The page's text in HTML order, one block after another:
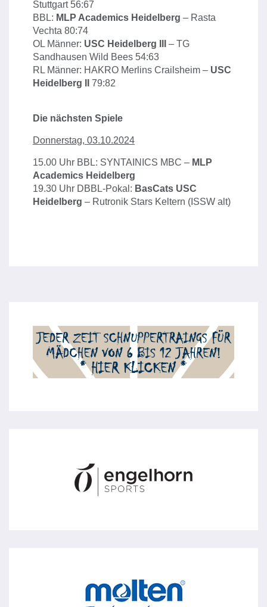
Stuttgart 56:67
BBL: MLP Academics Heidelberg – Rasta
Vechta 80:74
OL Männer: USC Heidelberg III
– TG
Sandhausen Wild Bees 54:63
RL Männer: HAKRO Merlins Crailsheim – USC
Heidelberg II
79:82
Die nächsten Spiele
Donnerstag, 03.10.2024
15.00 Uhr BBL: SYNTAINICS MBC – MLP
Academics Heidelberg
19.30 Uhr DBBL-Pokal: BasCats USC
Heidelberg – Rutronik Stars Keltern (ISSW alt)